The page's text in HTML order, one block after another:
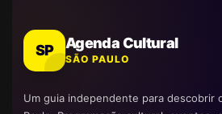
SP Agenda Cultural
SÃO PAULO
Um guia independente para descobrir